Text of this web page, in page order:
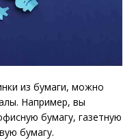
из бумаги, можно
Например, вы
бумагу, газетную
бумагу.